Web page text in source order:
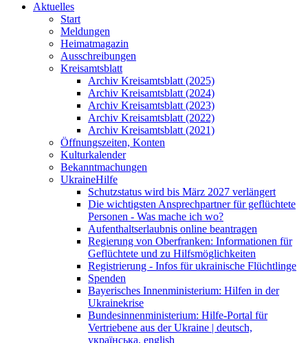
Aktuelles
Start
Meldungen
Heimatmagazin
Ausschreibungen
Kreisamtsblatt
Archiv Kreisamtsblatt (2025)
Archiv Kreisamtsblatt (2024)
Archiv Kreisamtsblatt (2023)
Archiv Kreisamtsblatt (2022)
Archiv Kreisamtsblatt (2021)
Öffnungszeiten, Konten
Kulturkalender
Bekanntmachungen
UkraineHilfe
Schutzstatus wird bis März 2027 verlängert
Die wichtigsten Ansprechpartner für geflüchtete
Personen - Was mache ich wo?
Aufenthaltserlaubnis online beantragen
Regierung von Oberfranken: Informationen für
Geflüchtete und zu Hilfsmöglichkeiten
Registrierung - Infos für ukrainische Flüchtlinge
Spenden
Bayerisches Innenministerium: Hilfen in der
Ukrainekrise
Bundesinnenministerium: Hilfe-Portal für
Vertriebene aus der Ukraine | deutsch,
українська, english